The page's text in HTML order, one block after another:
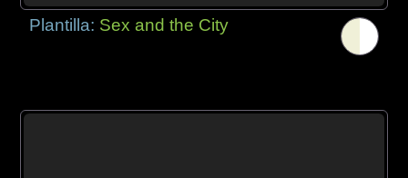
Plantilla: Sex and the City